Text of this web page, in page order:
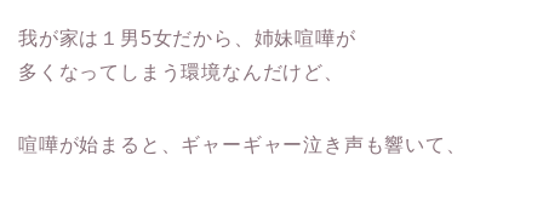
我が家は１男5女だから、姉妹喧嘩が
多くなってしまう環境なんだけど、
喧嘩が始まると、ギャーギャー泣き声も響いて、